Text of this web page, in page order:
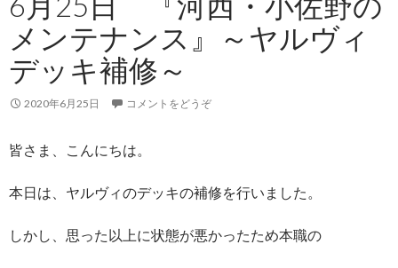
メンテナンス』～ヤルヴィ
デッキ補修～
2020年6月25日 コメントをどうぞ
皆さま、こんにちは。
本日は、ヤルヴィのデッキの補修を行いました。
しかし、思った以上に状態が悪かったため本職の